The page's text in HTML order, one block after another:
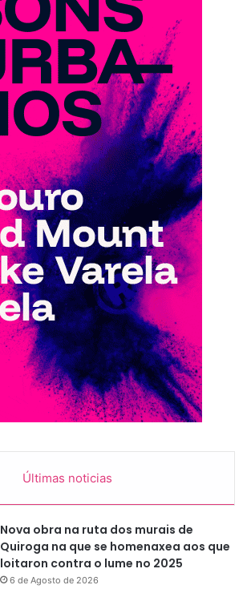
Últimas noticias
Nova obra na ruta dos murais de
Quiroga na que se homenaxea aos que
loitaron contra o lume no 2025
6 de Agosto de 2026